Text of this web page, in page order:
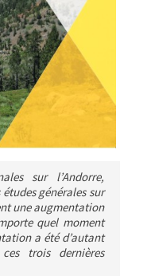
sur l’Andorre,
générales sur
une augmentation
quel moment
a été d’autant
trois dernières